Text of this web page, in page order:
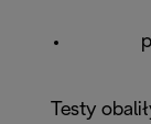
Testy